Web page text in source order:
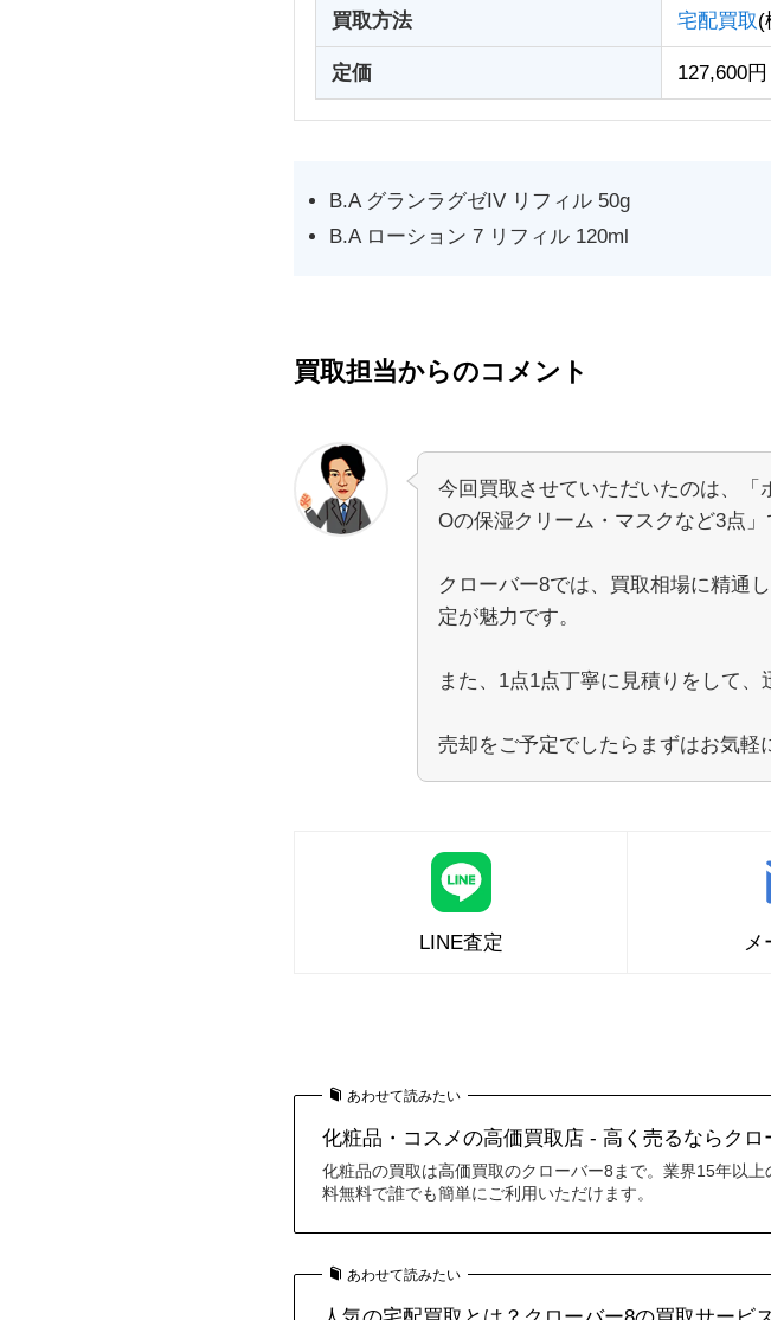
買取方法 宅配買取(
定価 127,600円
B.A グランラグゼIV リフィル 50g
B.A ローション 7 リフィル 120ml
買取担当からのコメント
今回買取させていただいたのは、「
Oの保湿クリーム・マスクなど3点」
クローバー8では、買取相場に精通
定が魅力です。
また、1点1点丁寧に見積りをして、
売却をご予定でしたらまずはお気軽
LINE査定 メ
あわせて読みたい
化粧品・コスメの高価買取店 - 高く売るならクロ
化粧品の買取は高価買取のクローバー8まで。業界15年以
料無料で誰でも簡単にご利用いただけます。
あわせて読みたい